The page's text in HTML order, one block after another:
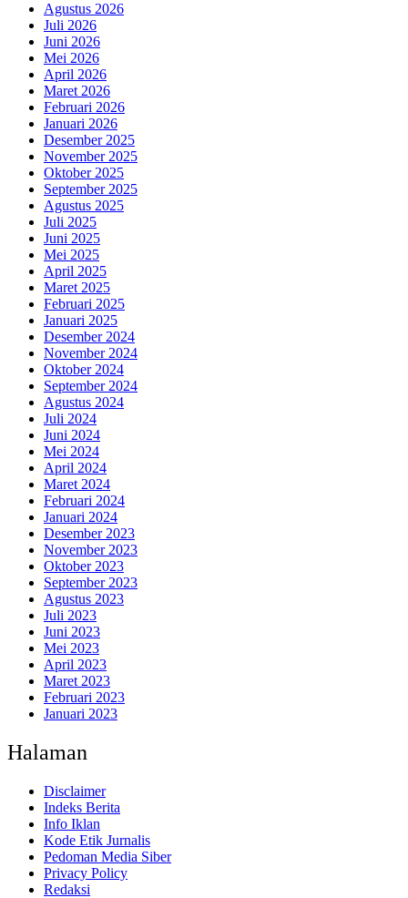
Agustus 2026
Juli 2026
Juni 2026
Mei 2026
April 2026
Maret 2026
Februari 2026
Januari 2026
Desember 2025
November 2025
Oktober 2025
September 2025
Agustus 2025
Juli 2025
Juni 2025
Mei 2025
April 2025
Maret 2025
Februari 2025
Januari 2025
Desember 2024
November 2024
Oktober 2024
September 2024
Agustus 2024
Juli 2024
Juni 2024
Mei 2024
April 2024
Maret 2024
Februari 2024
Januari 2024
Desember 2023
November 2023
Oktober 2023
September 2023
Agustus 2023
Juli 2023
Juni 2023
Mei 2023
April 2023
Maret 2023
Februari 2023
Januari 2023
Halaman
Disclaimer
Indeks Berita
Info Iklan
Kode Etik Jurnalis
Pedoman Media Siber
Privacy Policy
Redaksi